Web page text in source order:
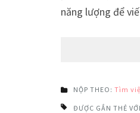
năng lượng để
NỘP THEO: Tìm
ĐƯỢC GẮN THẺ